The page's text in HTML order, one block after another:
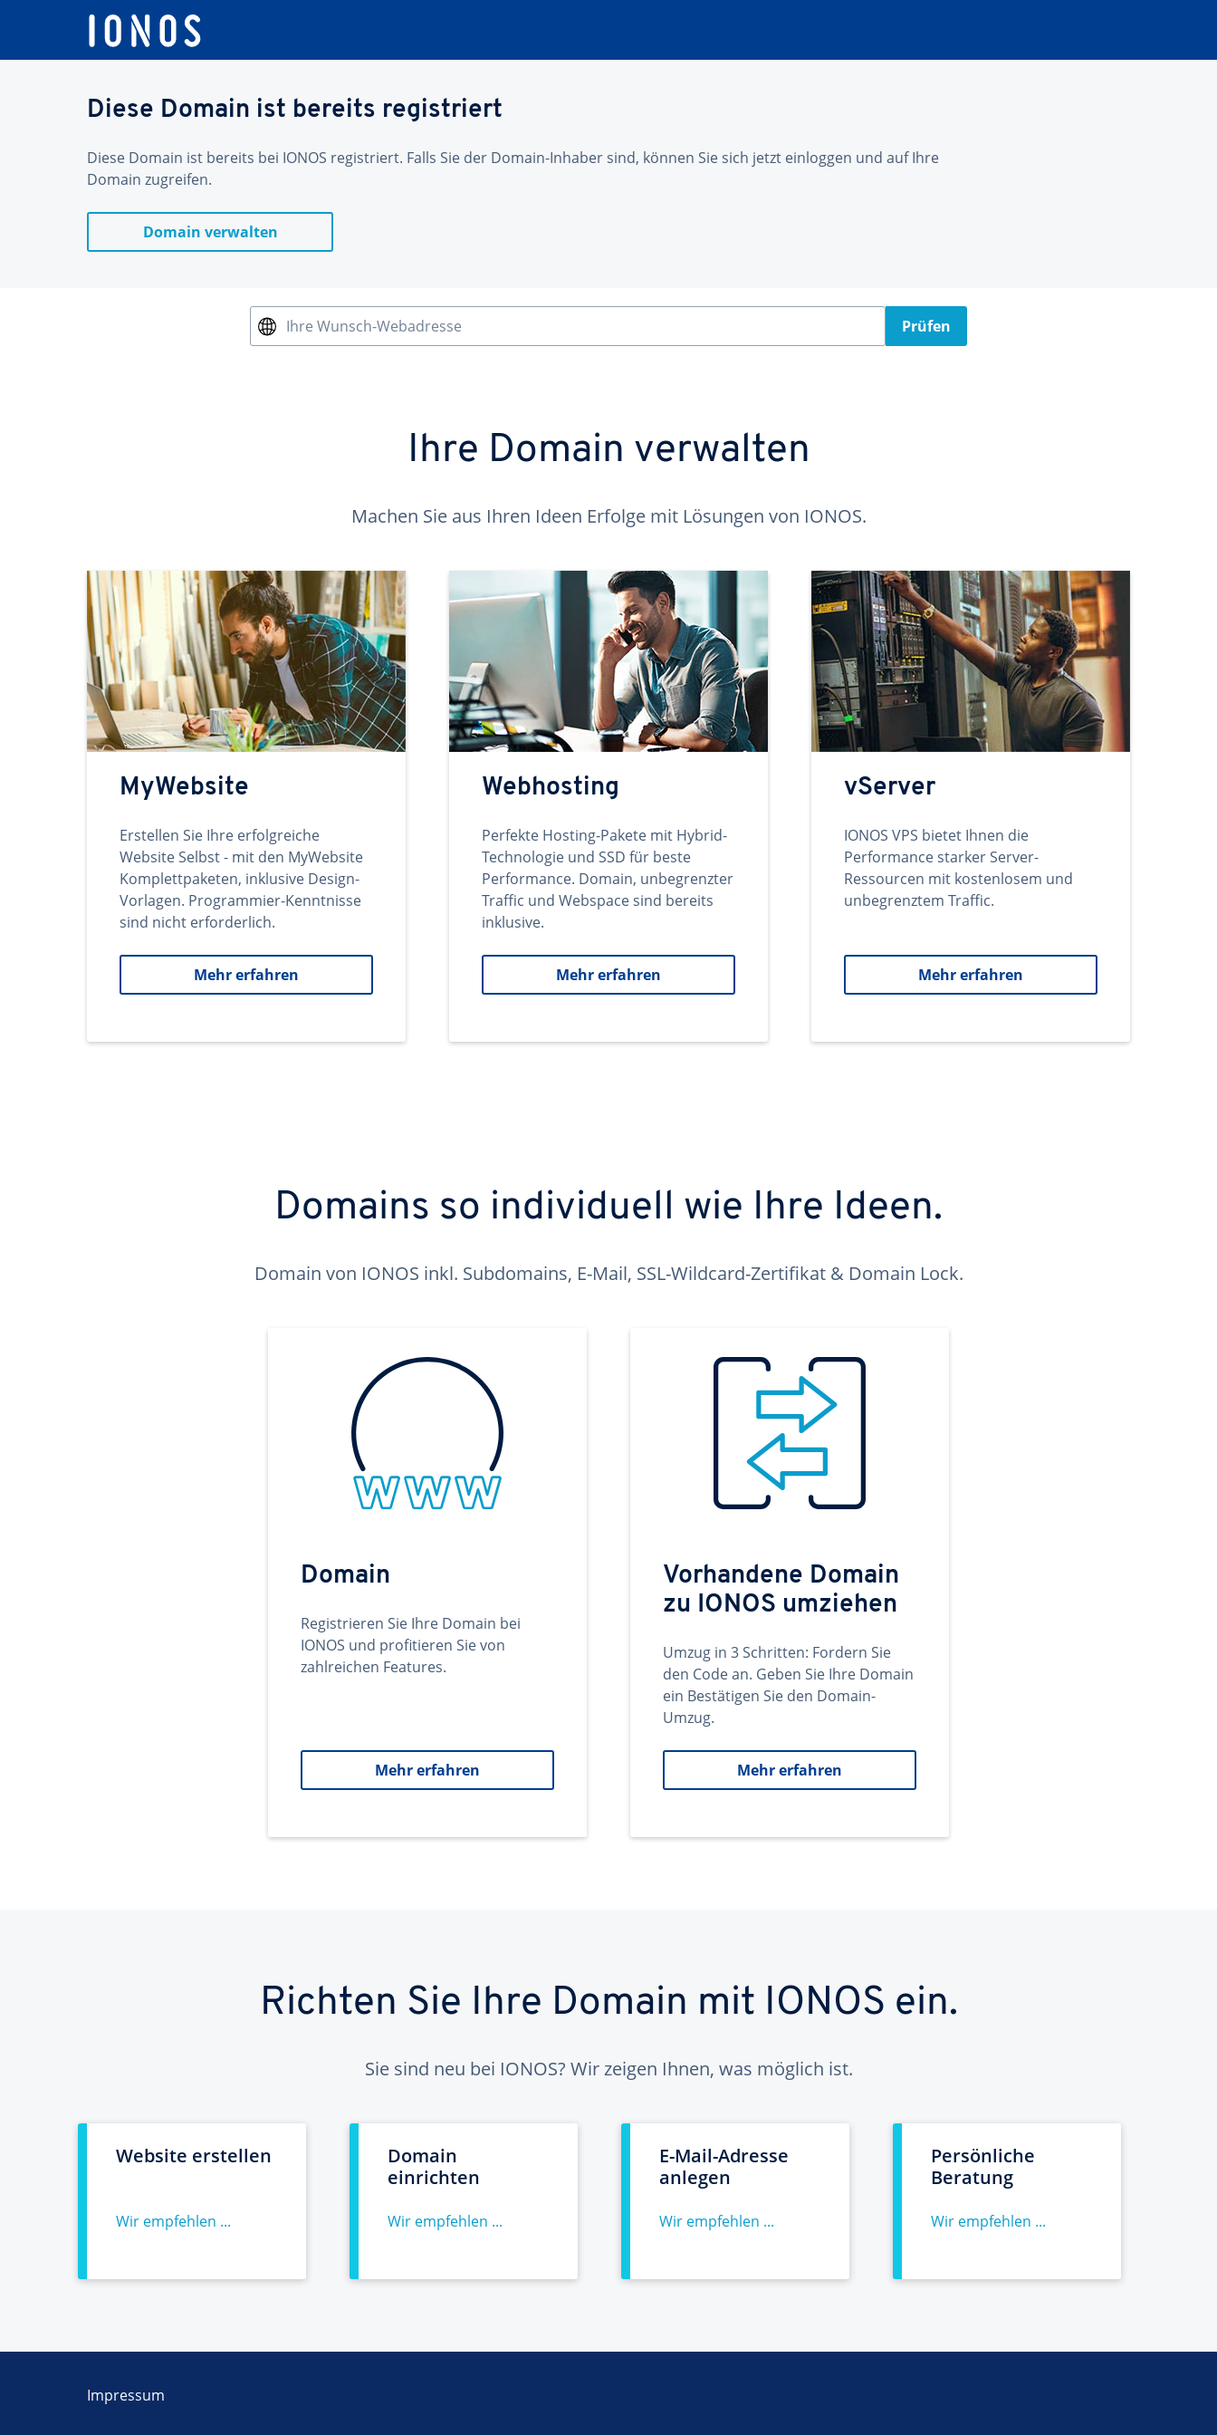
Diese Domain ist bereits registriert
Diese Domain ist bereits bei IONOS registriert. Falls Sie der Domain-Inhaber sind, können Sie sich jetzt einloggen und auf Ihre
Domain zugreifen.
Domain verwalten
Ihre Wunsch-Webadresse Prüfen
Ihre Domain verwalten
Machen Sie aus Ihren Ideen Erfolge mit Lösungen von IONOS.
MyWebsite
Erstellen Sie Ihre erfolgreiche
Website Selbst - mit den MyWebsite
Komplettpaketen, inklusive Design-
Vorlagen. Programmier-Kenntnisse
sind nicht erforderlich.
Mehr erfahren
Webhosting
Perfekte Hosting-Pakete mit Hybrid-
Technologie und SSD für beste
Performance. Domain, unbegrenzter
Traffic und Webspace sind bereits
inklusive.
Mehr erfahren
vServer
IONOS VPS bietet Ihnen die
Performance starker Server-
Ressourcen mit kostenlosem und
unbegrenztem Traffic.
Mehr erfahren
Domains so individuell wie Ihre Ideen.
Domain von IONOS inkl. Subdomains, E-Mail, SSL-Wildcard-Zertifikat & Domain Lock.
Domain
Registrieren Sie Ihre Domain bei
IONOS und profitieren Sie von
zahlreichen Features.
Mehr erfahren
Vorhandene Domain
zu IONOS umziehen
Umzug in 3 Schritten: Fordern Sie
den Code an. Geben Sie Ihre Domain
ein Bestätigen Sie den Domain-
Umzug.
Mehr erfahren
Richten Sie Ihre Domain mit IONOS ein.
Sie sind neu bei IONOS? Wir zeigen Ihnen, was möglich ist.
Website erstellen
Wir empfehlen ...
Domain
einrichten
Wir empfehlen ...
E-Mail-Adresse
anlegen
Wir empfehlen ...
Persönliche
Beratung
Wir empfehlen ...
Impressum